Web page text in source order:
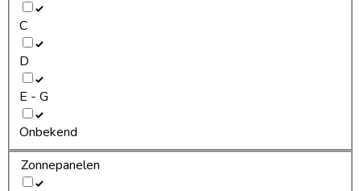
C
D
E - G
Onbekend
Zonnepanelen